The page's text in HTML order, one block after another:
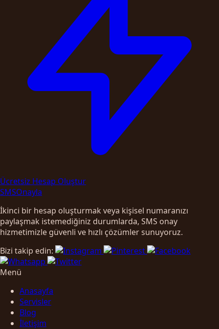
Ücretsiz Hesap Oluştur
SMSOnayla
İkinci bir hesap oluşturmak veya kişisel numaranızı
paylaşmak istemediğiniz durumlarda, SMS onay
hizmetimizle güvenli ve hızlı çözümler sunuyoruz.
Bizi takip edin:
Menü
Anasayfa
Servisler
Blog
İletişim